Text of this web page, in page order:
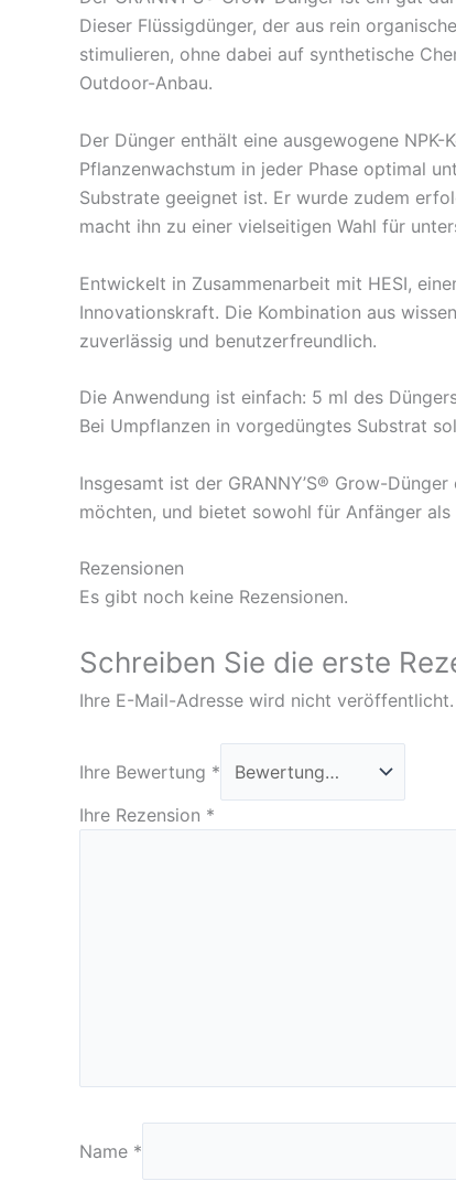
Dieser Flüssigdünger, der aus rein
stimulieren, ohne dabei auf synthetische
Outdoor-Anbau.
Der Dünger enthält eine ausgewogene
Pflanzenwachstum in jeder Phase optimal
Substrate geeignet ist. Er wurde zudem
macht ihn zu einer vielseitigen Wahl für
Entwickelt in Zusammenarbeit mit HESI,
Innovationskraft. Die Kombination aus
zuverlässig und benutzerfreundlich.
Die Anwendung ist einfach: 5 ml des
Bei Umpflanzen in vorgedüngtes Substrat
Insgesamt ist der GRANNY’S® Grow-
möchten, und bietet sowohl für Anfänger
Rezensionen
Es gibt noch keine Rezensionen.
Schreiben Sie die erste
Ihre E-Mail-Adresse wird nicht veröffentlicht.
Ihre Bewertung *
Ihre Rezension *
Name *